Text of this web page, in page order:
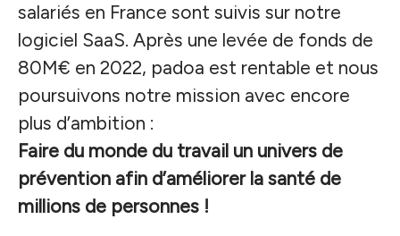
salariés en France sont suivis sur notre
logiciel SaaS. Après une levée de fonds de
80M€ en 2022, padoa est rentable et nous
poursuivons notre mission avec encore
plus d’ambition :
Faire du monde du travail un univers de
prévention afin d’améliorer la santé de
millions de personnes !